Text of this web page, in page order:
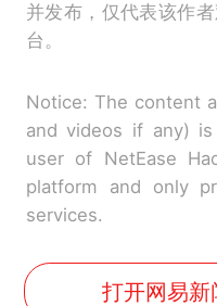
并发布，仅代表该作
台。
Notice: The content
and videos if any)
user of NetEase
platform and only
services.
打开网易